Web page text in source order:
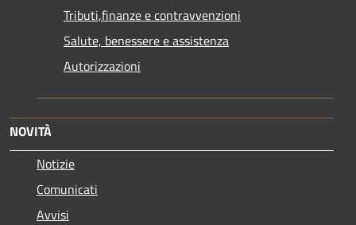
Tributi,finanze e contravvenzioni
Salute, benessere e assistenza
Autorizzazioni
NOVITÀ
Notizie
Comunicati
Avvisi